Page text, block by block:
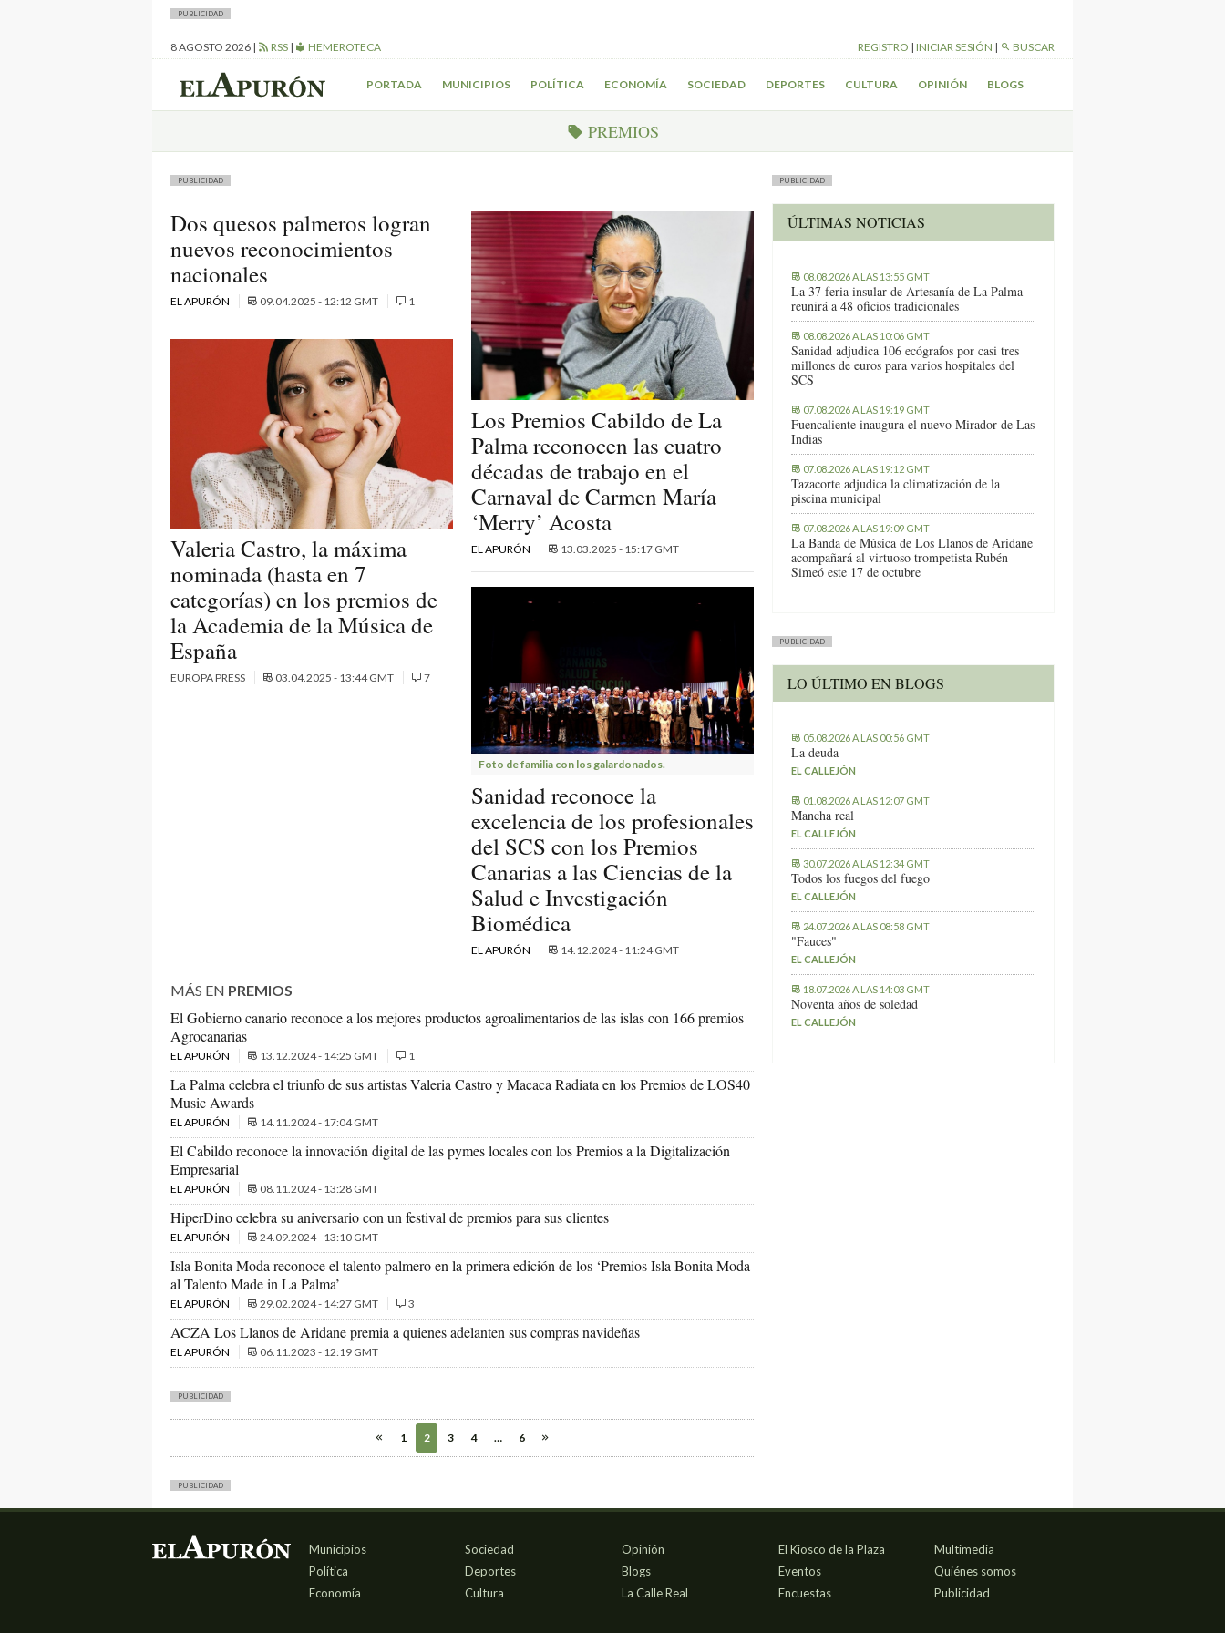
PUBLICIDAD
8 AGOSTO 2026 | RSS | HEMEROTECA REGISTRO | INICIAR SESIÓN | BUSCAR
PORTADA MUNICIPIOS POLÍTICA ECONOMÍA SOCIEDAD DEPORTES CULTURA OPINIÓN BLOGS
PREMIOS
PUBLICIDAD
Dos quesos palmeros logran
nuevos reconocimientos
nacionales
EL APURÓN 09.04.2025 - 12:12 GMT 1
Valeria Castro, la máxima
nominada (hasta en 7
categorías) en los premios de
la Academia de la Música de
España
EUROPA PRESS 03.04.2025 - 13:44 GMT 7
Los Premios Cabildo de La
Palma reconocen las cuatro
décadas de trabajo en el
Carnaval de Carmen María
‘Merry’ Acosta
EL APURÓN 13.03.2025 - 15:17 GMT
Foto de familia con los galardonados.
Sanidad reconoce la
excelencia de los profesionales
del SCS con los Premios
Canarias a las Ciencias de la
Salud e Investigación
Biomédica
EL APURÓN 14.12.2024 - 11:24 GMT
MÁS EN PREMIOS
El Gobierno canario reconoce a los mejores productos agroalimentarios de las islas con 166 premios
Agrocanarias
EL APURÓN 13.12.2024 - 14:25 GMT 1
La Palma celebra el triunfo de sus artistas Valeria Castro y Macaca Radiata en los Premios de LOS40
Music Awards
EL APURÓN 14.11.2024 - 17:04 GMT
El Cabildo reconoce la innovación digital de las pymes locales con los Premios a la Digitalización
Empresarial
EL APURÓN 08.11.2024 - 13:28 GMT
HiperDino celebra su aniversario con un festival de premios para sus clientes
EL APURÓN 24.09.2024 - 13:10 GMT
Isla Bonita Moda reconoce el talento palmero en la primera edición de los ‘Premios Isla Bonita Moda
al Talento Made in La Palma’
EL APURÓN 29.02.2024 - 14:27 GMT 3
ACZA Los Llanos de Aridane premia a quienes adelanten sus compras navideñas
EL APURÓN 06.11.2023 - 12:19 GMT
PUBLICIDAD
1 2 3 4 … 6
PUBLICIDAD
ÚLTIMAS NOTICIAS
08.08.2026 A LAS 13:55 GMT
La 37 feria insular de Artesanía de La Palma
reunirá a 48 oficios tradicionales
08.08.2026 A LAS 10:06 GMT
Sanidad adjudica 106 ecógrafos por casi tres
millones de euros para varios hospitales del
SCS
07.08.2026 A LAS 19:19 GMT
Fuencaliente inaugura el nuevo Mirador de Las
Indias
07.08.2026 A LAS 19:12 GMT
Tazacorte adjudica la climatización de la
piscina municipal
07.08.2026 A LAS 19:09 GMT
La Banda de Música de Los Llanos de Aridane
acompañará al virtuoso trompetista Rubén
Simeó este 17 de octubre
PUBLICIDAD
LO ÚLTIMO EN BLOGS
05.08.2026 A LAS 00:56 GMT
La deuda
EL CALLEJÓN
01.08.2026 A LAS 12:07 GMT
Mancha real
EL CALLEJÓN
30.07.2026 A LAS 12:34 GMT
Todos los fuegos del fuego
EL CALLEJÓN
24.07.2026 A LAS 08:58 GMT
"Fauces"
EL CALLEJÓN
18.07.2026 A LAS 14:03 GMT
Noventa años de soledad
EL CALLEJÓN
PUBLICIDAD
Municipios
Política
Economía
Sociedad
Deportes
Cultura
Opinión
Blogs
La Calle Real
El Kiosco de la Plaza
Eventos
Encuestas
Multimedia
Quiénes somos
Publicidad